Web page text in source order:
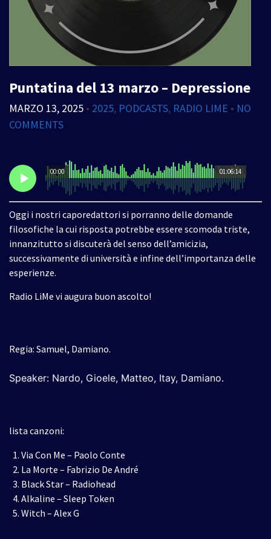
Puntatina del 13 marzo – Depressione
MARZO 13, 2025 • 2025, PODCASTS, RADIO LIME • NO
COMMENTS
01:06:14
00:00
Oggi i nostri caporedattori si porranno delle domande
filosofiche la cui risposta potrebbe essere scomoda triste,
innanzitutto si discuterà del senso dell’amicizia,
successivamente di università e infine dell’importanza delle
esperienze.
Radio LiMe vi augura buon ascolto!
Regia: Samuel, Damiano.
Speaker: Nardo, Gioele, Matteo, Itay, Damiano.
lista canzoni:
Via Con Me – Paolo Conte
La Morte – Fabrizio De André
Black Star – Radiohead
Alkaline – Sleep Token
Witch – Alex G